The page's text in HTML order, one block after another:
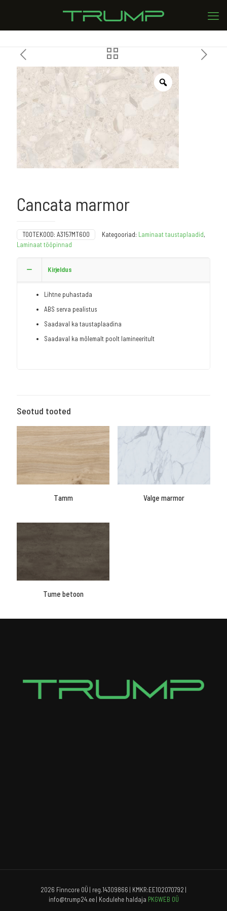
Cancata marmor
TOOTEKOOD: A3157MT600 Kategooriad: Laminaat taustaplaadid,
Laminaat tööpinnad
Kirjeldus
Lihtne puhastada
ABS serva pealistus
Saadaval ka taustaplaadina
Saadaval ka mõlemalt poolt lamineeritult
Seotud tooted
Tamm Valge marmor
Tume betoon
2026 Finncore OÜ | reg.14309866 | KMKR:EE102070792 |
info@trump24.ee | Kodulehe haldaja PKGWEB OÜ